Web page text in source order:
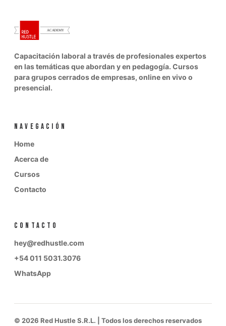
Capacitación laboral a través de profesionales expertos
en las temáticas que abordan y en pedagogía. Cursos
para grupos cerrados de empresas, online en vivo o
presencial.
NAVEGACIÓN
Home
Acerca de
Cursos
Contacto
CONTACTO
hey@redhustle.com
+54 011 5031.3076
WhatsApp
© 2026 Red Hustle S.R.L. | Todos los derechos reservados